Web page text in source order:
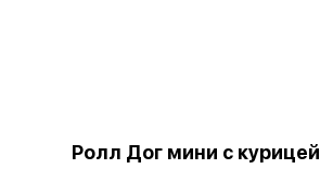
Ролл Дог мини с курицей